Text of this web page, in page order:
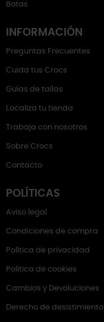
Botas
INFORMACIÓN
Preguntas Frecuentes
Cuida tus Crocs
Guías de tallas
Localiza tu tienda
Trabaja con nosotros
Sobre Crocs
Contacto
POLÍTICAS
Aviso legal
Condiciones de compra
Política de privacidad
Política de cookies
Cambios y Devoluciones
Derecho de desistimiento